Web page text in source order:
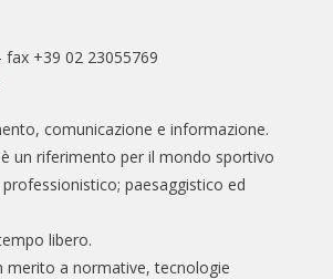
+39 02 23055769
comunicazione e informazione.
è un riferimento per il mondo sportivo
paesaggistico ed
libero.
merito a normative, tecnologie